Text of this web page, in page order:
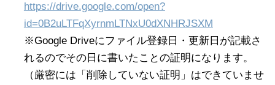
https://drive.google.com/open?
id=0B2uLTFqXyrnmLTNxU0dXNHRJSXM
※Google Driveにファイル登録日・更新日が記載さ
れるのでその日に書いたことの証明になります。
（厳密には「削除していない証明」はできていませ